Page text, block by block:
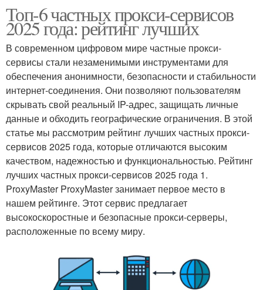
Топ-6 частных прокси-сервисов
2025 года: рейтинг лучших
В современном цифровом мире частные прокси-
сервисы стали незаменимыми инструментами для
обеспечения анонимности, безопасности и стабильности
интернет-соединения. Они позволяют пользователям
скрывать свой реальный IP-адрес, защищать личные
данные и обходить географические ограничения. В этой
статье мы рассмотрим рейтинг лучших частных прокси-
сервисов 2025 года, которые отличаются высоким
качеством, надежностью и функциональностью. Рейтинг
лучших частных прокси-сервисов 2025 года 1.
ProxyMaster ProxyMaster занимает первое место в
нашем рейтинге. Этот сервис предлагает
высокоскоростные и безопасные прокси-серверы,
расположенные по всему миру.